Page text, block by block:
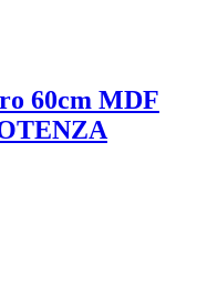
60cm MDF